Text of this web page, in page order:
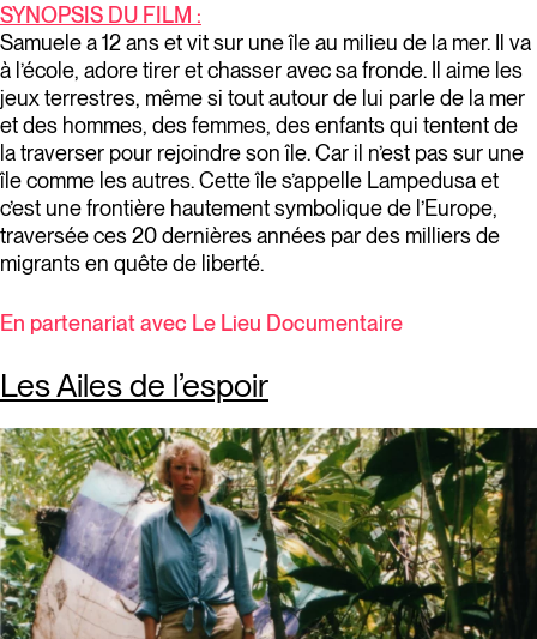
SYNOPSIS DU FILM :
Samuele a 12 ans et vit sur une île au milieu de la mer. Il va
à l’école, adore tirer et chasser avec sa fronde. Il aime les
jeux terrestres, même si tout autour de lui parle de la mer
et des hommes, des femmes, des enfants qui tentent de
la traverser pour rejoindre son île. Car il n’est pas sur une
île comme les autres. Cette île s’appelle Lampedusa et
c’est une frontière hautement symbolique de l’Europe,
traversée ces 20 dernières années par des milliers de
migrants en quête de liberté.
En partenariat avec Le Lieu Documentaire
Les Ailes de l’espoir